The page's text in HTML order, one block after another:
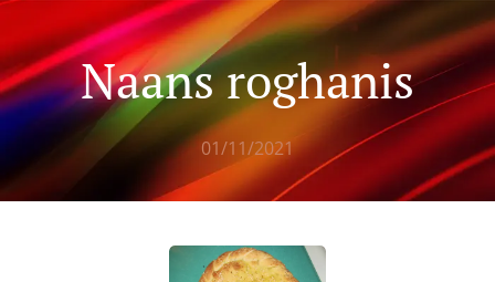
Naans roghanis
01/11/2021